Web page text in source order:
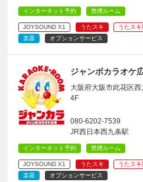
インターネット予約 禁煙ルーム
JOYSOUND X1 うたスキ
うたス
楽器
オプションサービス
ジャンボカラオ
大阪府大阪市此花区
4F
080-6202-7539
JR西日本西九条駅
インターネット予約 禁煙ルーム
JOYSOUND X1 うたスキ
うたス
楽器
オプションサービス